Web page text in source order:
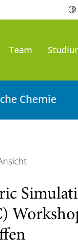
Team
Chemie